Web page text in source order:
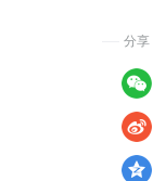
分享